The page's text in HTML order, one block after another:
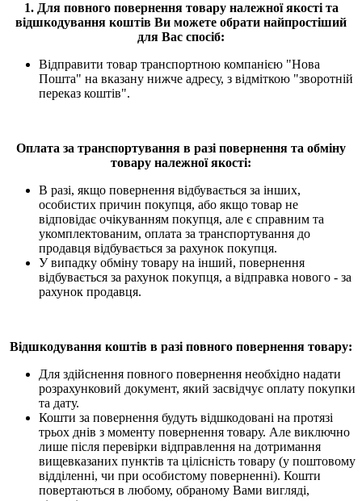
1. Для повного повернення товару належної якості та
відшкодування коштів Ви можете обрати найпростіший
для Вас спосіб:
Відправити товар транспортною компанією "Нова
Пошта" на вказану нижче адресу, з відміткою "зворотній
переказ коштів".
Оплата за транспортування в разі повернення та обміну
товару належної якості:
В разі, якщо повернення відбувається за інших,
особистих причин покупця, або якщо товар не
відповідає очікуванням покупця, але є справним та
укомплектованим, оплата за транспортування до
продавця відбувається за рахунок покупця.
У випадку обміну товару на інший, повернення
відбувається за рахунок покупця, а відправка нового - за
рахунок продавця.
Відшкодування коштів в разі повного повернення товару:
Для здійснення повного повернення необхідно надати
розрахунковий документ, який засвідчує оплату покупки
та дату.
Кошти за повернення будуть відшкодовані на протязі
трьох днів з моменту повернення товару. Але виключно
лише після перевірки відправлення на дотримання
вищевказаних пунктів та цілісність товару (у поштовому
відділенні, чи при особистому поверненні). Кошти
повертаються в любому, обраному Вами вигляді,